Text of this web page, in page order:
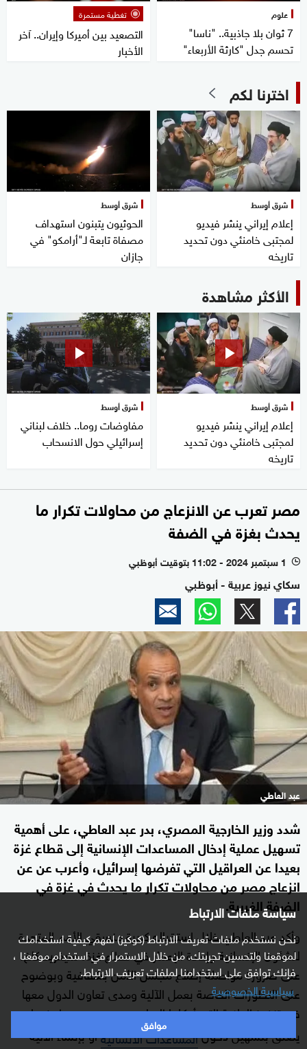
سياسة ملفات الارتباط
نحن نستخدم ملفات تعريف الارتباط (كوكيز) لفهم كيفية استخدامك
لموقعنا ولتحسين تجربتك. من خلال الاستمرار في استخدام موقعنا ،
فإنك توافق على استخدامنا لملفات تعريف الارتباط.
سياسية الخصوصية
موافق
علوم
7 ثوان بلا جاذبية.. "ناسا"
تحسم جدل "كارثة الأربعاء"
تغطية مستمرة
التصعيد بين أميركا وإيران.. آخر
الأخبار
اخترنا لكم
شرق أوسط
إعلام إيراني ينشر فيديو
لمجتبى خامنئي دون تحديد
تاريخه
شرق أوسط
الحوثيون يتبنون استهداف
مصفاة تابعة لـ"أرامكو" في
جازان
الأكثر مشاهدة
شرق أوسط
إعلام إيراني ينشر فيديو
لمجتبى خامنئي دون تحديد
تاريخه
شرق أوسط
مفاوضات روما.. خلاف لبناني
إسرائيلي حول الانسحاب
مصر تعرب عن الانزعاج من محاولات تكرار ما
يحدث بغزة في الضفة
l 1 سبتمبر 2024 - 11:02 بتوقيت أبوظبي
سكاي نيوز عربية - أبوظبي
عبد العاطي
شدد وزير الخارجية المصري، بدر عبد العاطي، على أهمية
تسهيل عملية إدخال المساعدات الإنسانية إلى قطاع غزة
بعيدا عن العراقيل التي تفرضها إسرائيل، وأعرب عن عن
انزعاج مصر من محاولات تكرار ما يحدث في غزة في
الضفة الغربية.
وأكد عبد العاطي خلال استقباله كبيرة منسقي الأمم المتحدة
للشئون الإنسانية وإعادة الإعمار في قطاع غزة، سيغريد كاخ،
على ضرورة مواصلة إطلاع مجلس الأمن بشفافية وبوضوح
على التطورات الخاصة بعمل الآلية ومدى تعاون الدول معها
في تنفيذ الولاية التي أوكلها إليهامجلس الأمنسواء فيما
يتعلق بتسهيل دخولالمساعدات الانسانيةأو بإنشاء الآلية